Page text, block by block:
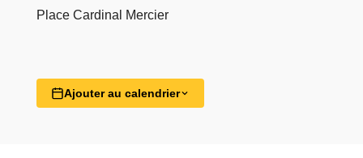
Place Cardinal Mercier
Ajouter au calendrier